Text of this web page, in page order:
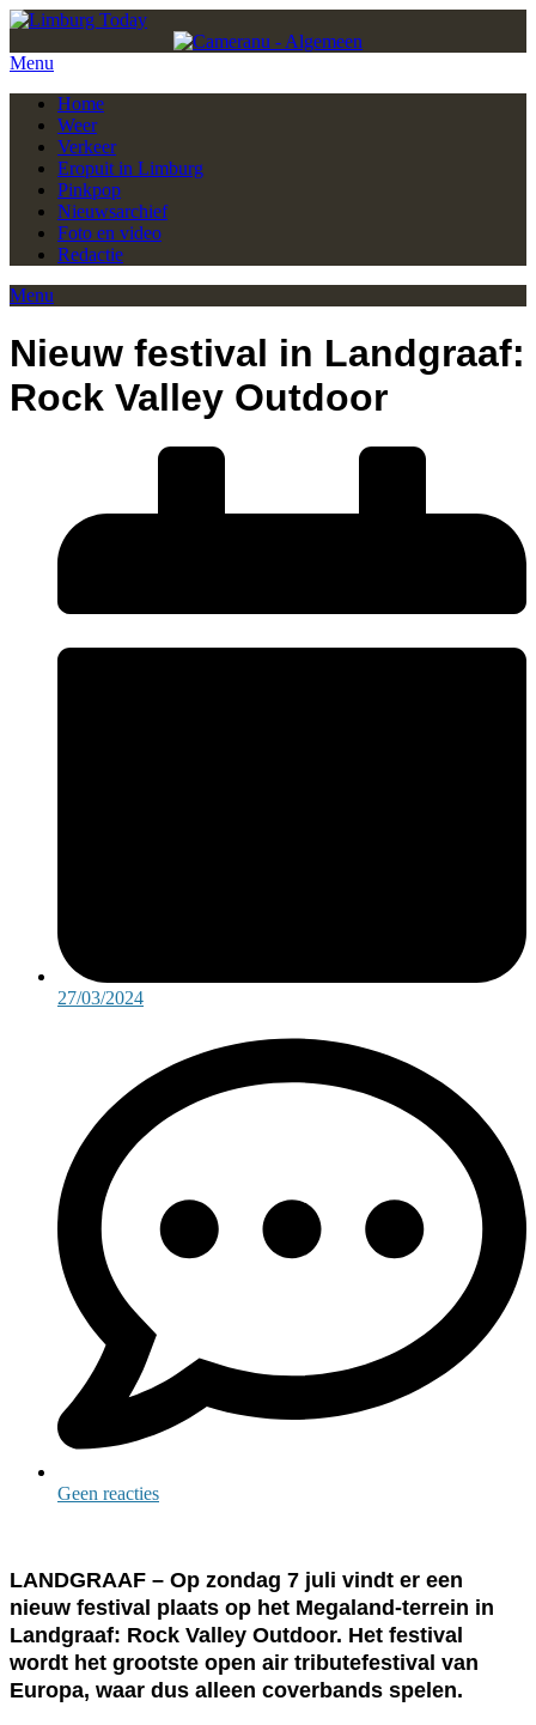
Menu
Home
Weer
Verkeer
Eropuit in Limburg
Pinkpop
Nieuwsarchief
Foto en video
Redactie
Menu
Nieuw festival in Landgraaf:
Rock Valley Outdoor
27/03/2024
Geen reacties
LANDGRAAF – Op zondag 7 juli vindt er een
nieuw festival plaats op het Megaland-terrein in
Landgraaf: Rock Valley Outdoor. Het festival
wordt het grootste open air tributefestival van
Europa, waar dus alleen coverbands spelen.